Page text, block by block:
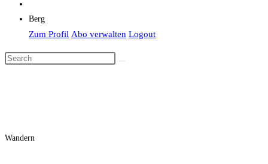
Berg
Zum Profil Abo verwalten Logout
Wandern